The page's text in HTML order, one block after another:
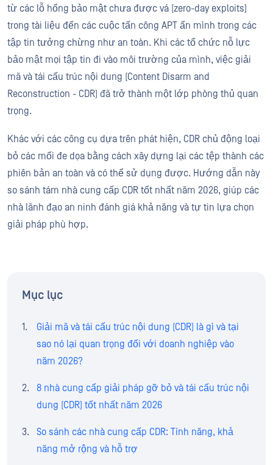
từ các lỗ hổng bảo mật chưa được vá (zero-day exploits)
trong tài liệu đến các cuộc tấn công APT ẩn mình trong các
tập tin tưởng chừng như an toàn. Khi các tổ chức nỗ lực
bảo mật mọi tập tin đi vào môi trường của mình, việc giải
mã và tái cấu trúc nội dung (Content Disarm and
Reconstruction - CDR) đã trở thành một lớp phòng thủ quan
trọng.
Khác với các công cụ dựa trên phát hiện, CDR chủ động loại
bỏ các mối đe dọa bằng cách xây dựng lại các tệp thành các
phiên bản an toàn và có thể sử dụng được. Hướng dẫn này
so sánh tám nhà cung cấp CDR tốt nhất năm 2026, giúp các
nhà lãnh đạo an ninh đánh giá khả năng và tự tin lựa chọn
giải pháp phù hợp.
Mục lục
Giải mã và tái cấu trúc nội dung (CDR) là gì và tại
sao nó lại quan trọng đối với doanh nghiệp vào
năm 2026?
8 nhà cung cấp giải pháp gỡ bỏ và tái cấu trúc nội
dung (CDR) tốt nhất năm 2026
So sánh các nhà cung cấp CDR: Tính năng, khả
năng mở rộng và hỗ trợ